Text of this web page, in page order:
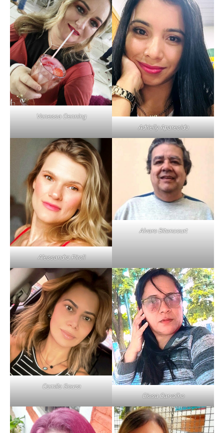
Vanessa Oenning
Adrielly Aparecida
Alessandra Piroli
Alvaro Bitencourt
Camila Souza
Cissa Carvalho